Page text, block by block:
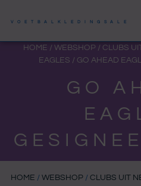
naar
de
VOETBALKLEDINGSALE
HOME / WEBSHOP / CLUBS
EAGLES / GO AHEAD
GO
HOME / WEBSHOP/ CLUBS UIT